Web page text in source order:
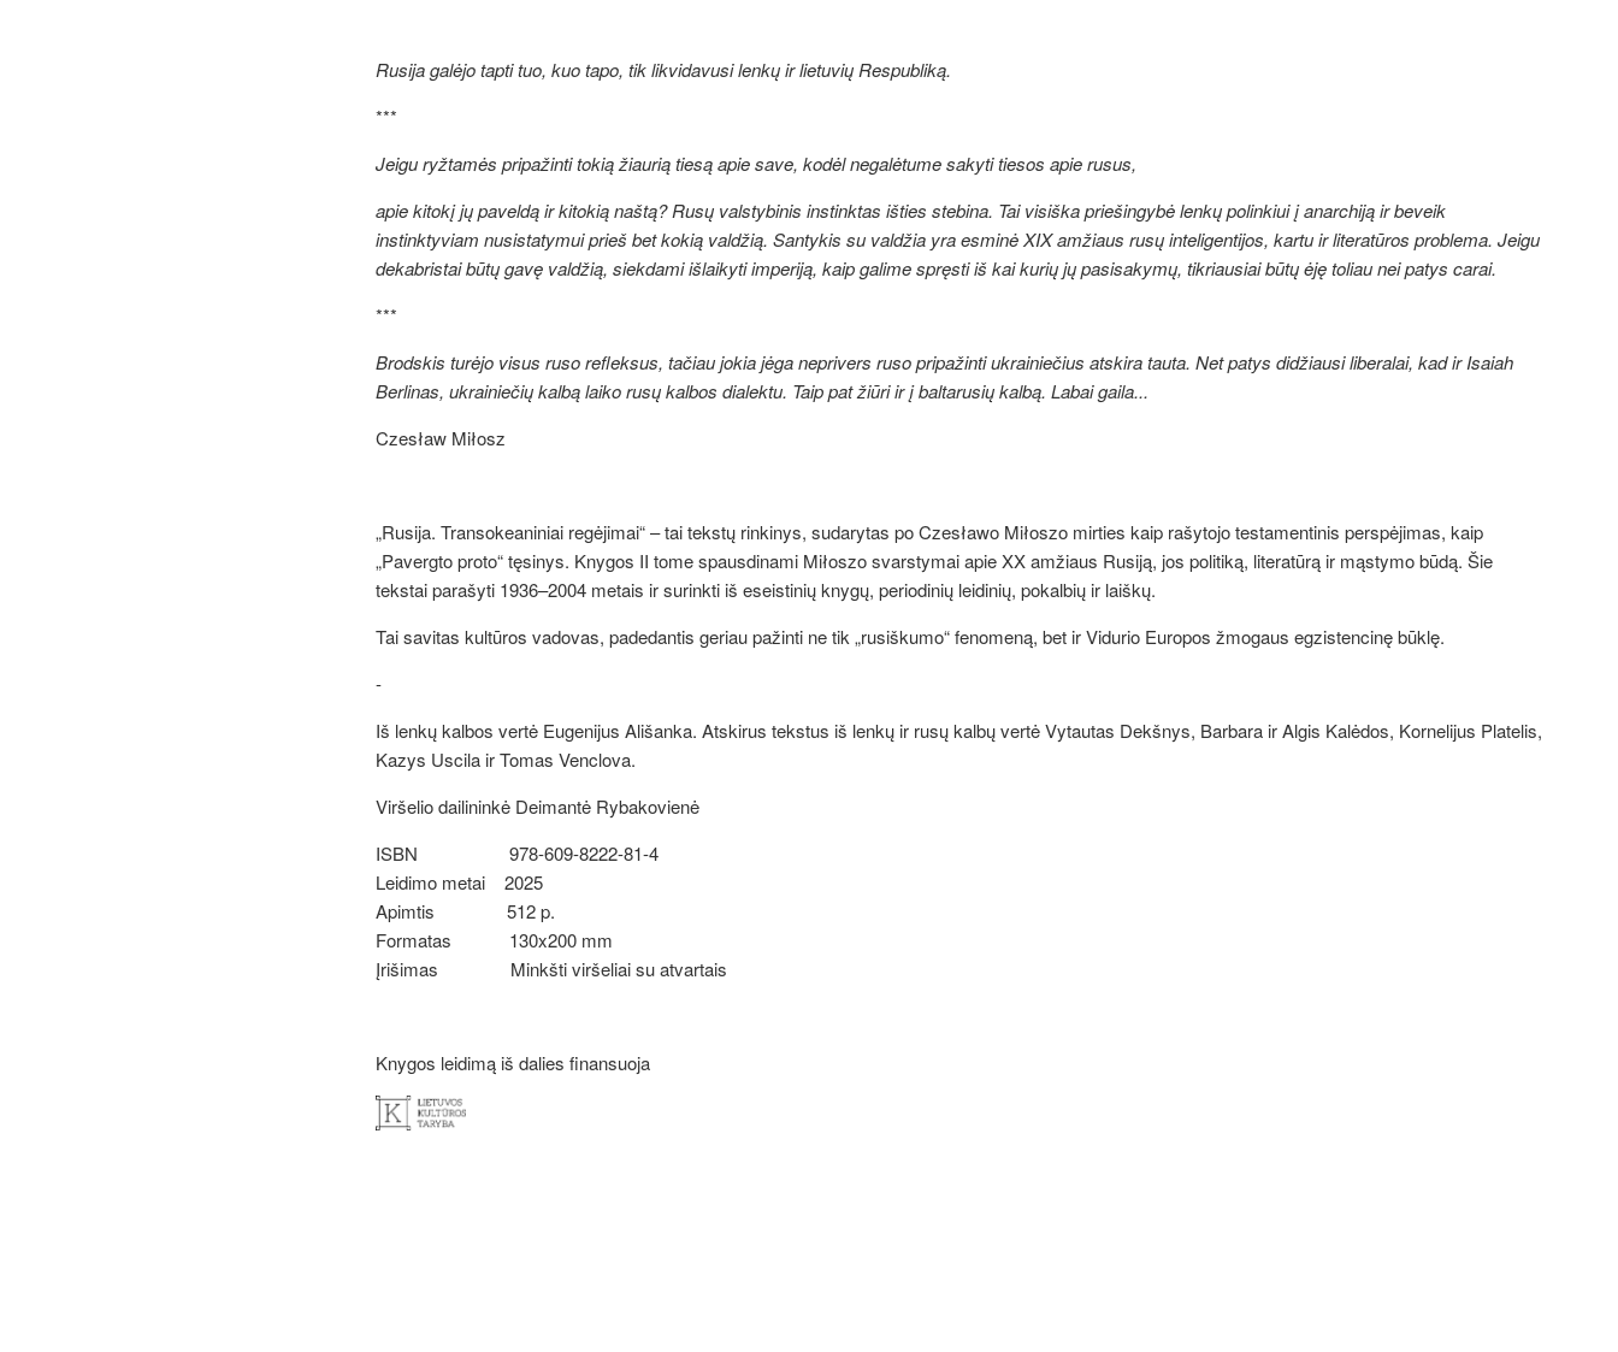
Rusija galėjo tapti tuo, kuo tapo, tik likvidavusi lenkų ir lietuvių Respubliką.
***
Jeigu ryžtamės pripažinti tokią žiaurią tiesą apie save, kodėl negalėtume sakyti tiesos apie rusus,
apie kitokį jų paveldą ir kitokią naštą? Rusų valstybinis instinktas išties stebina. Tai visiška priešingybė lenkų polinkiui į anarchiją ir beveik
instinktyviam nusistatymui prieš bet kokią valdžią. Santykis su valdžia yra esminė XIX amžiaus rusų inteligentijos, kartu ir literatūros problema. Jeigu
dekabristai būtų gavę valdžią, siekdami išlaikyti imperiją, kaip galime spręsti iš kai kurių jų pasisakymų, tikriausiai būtų ėję toliau nei patys carai.
***
Brodskis turėjo visus ruso refleksus, tačiau jokia jėga neprivers ruso pripažinti ukrainiečius atskira tauta. Net patys didžiausi liberalai, kad ir Isaiah
Berlinas, ukrainiečių kalbą laiko rusų kalbos dialektu. Taip pat žiūri ir į baltarusių kalbą. Labai gaila...
Czesław Miłosz
„Rusija. Transokeaniniai regėjimai“– tai tekstų rinkinys, sudarytas po Czesławo Miłoszo mirties kaip rašytojo testamentinis perspėjimas, kaip
„Pavergto proto“tęsinys. Knygos II tome spausdinami Miłoszo svarstymai apie XX amžiaus Rusiją, jos politiką, literatūrą ir mąstymo būdą. Šie
tekstai parašyti 1936–2004 metais ir surinkti iš eseistinių knygų, periodinių leidinių, pokalbių ir laiškų.
Tai savitas kultūros vadovas, padedantis geriau pažinti ne tik „rusiškumo“ fenomeną, bet ir Vidurio Europos žmogaus egzistencinę būklę.
-
Iš lenkų kalbos vertė Eugenijus Ališanka. Atskirus tekstus iš lenkų ir rusų kalbų vertė Vytautas Dekšnys, Barbara ir Algis Kalėdos, Kornelijus Platelis,
Kazys Uscila ir Tomas Venclova.
Viršelio dailininkė Deimantė Rybakovienė
ISBN 978-609-8222-81-4
Leidimo metai 2025
Apimtis 512 p.
Formatas 130x200 mm
Įrišimas Minkšti viršeliai su atvartais
Knygos leidimą iš dalies finansuoja